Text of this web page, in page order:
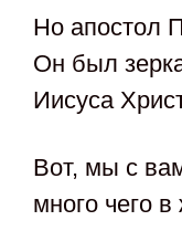
Но апостол
Он был
Иисуса
Вот, мы с
много чего